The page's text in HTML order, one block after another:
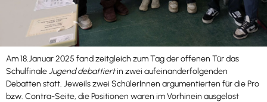
Am 18.Januar 2025 fand zeitgleich zum Tag der offenen Tür das
SchulfinaleJugend debattiertin zwei aufeinanderfolgenden
Debatten statt. Jeweils zwei SchülerInnen argumentierten für die Pro
bzw. Contra-Seite, die Positionen waren im Vorhinein ausgelost